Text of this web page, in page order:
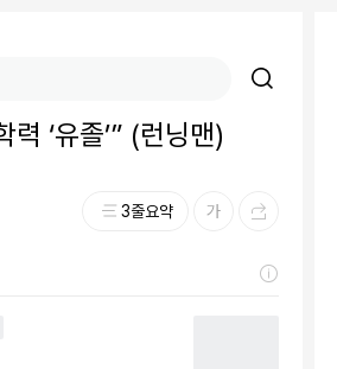
‘유졸’” (런닝맨)
3줄요약